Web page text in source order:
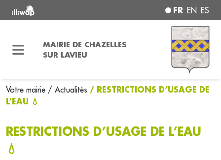
FR EN ES
MAIRIE DE CHAZELLES
SUR LAVIEU
Votre mairie / Actualités / RESTRICTIONS D’USAGE DE
L’EAU 💧
RESTRICTIONS D’USAGE DE L’EAU
💧